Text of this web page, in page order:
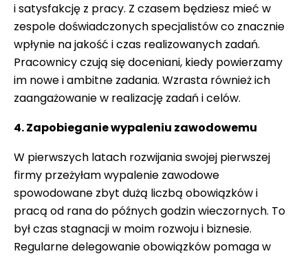
i satysfakcję z pracy. Z czasem będziesz mieć w
zespole doświadczonych specjalistów co znacznie
wpłynie na jakość i czas realizowanych zadań.
Pracownicy czują się doceniani, kiedy powierzamy
im nowe i ambitne zadania. Wzrasta również ich
zaangażowanie w realizację zadań i celów.
4. Zapobieganie wypaleniu zawodowemu
W pierwszych latach rozwijania swojej pierwszej
firmy przeżyłam wypalenie zawodowe
spowodowane zbyt dużą liczbą obowiązków i
pracą od rana do późnych godzin wieczornych. To
był czas stagnacji w moim rozwoju i biznesie.
Regularne delegowanie obowiązków pomaga w